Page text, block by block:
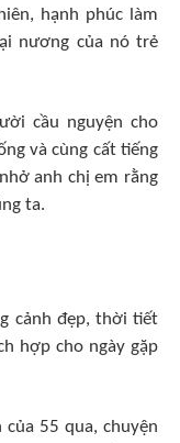
hạnh phúc làm
nương của nó trẻ
cầu nguyện cho
và cùng cất tiếng
anh chị em rằng
ta.
cảnh đẹp, thời tiết
hợp cho ngày gặp
55 qua, chuyện